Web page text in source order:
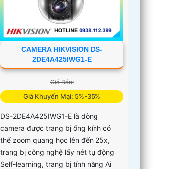
CAMERA HIKVISION DS-
2DE4A425IWG1-E
Giá Bán:
Giá Khuyến Mại: 5%-35%
DS-2DE4A425IWG1-E là dòng
camera được trang bị ống kính có
thể zoom quang học lên đến 25x,
trang bị công nghệ lấy nét tự động
Self-learning, trang bị tính năng Ai